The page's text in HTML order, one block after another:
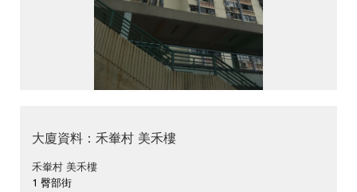
大廈資料：禾輋村 美禾樓
禾輋村 美禾樓
1 臀部街